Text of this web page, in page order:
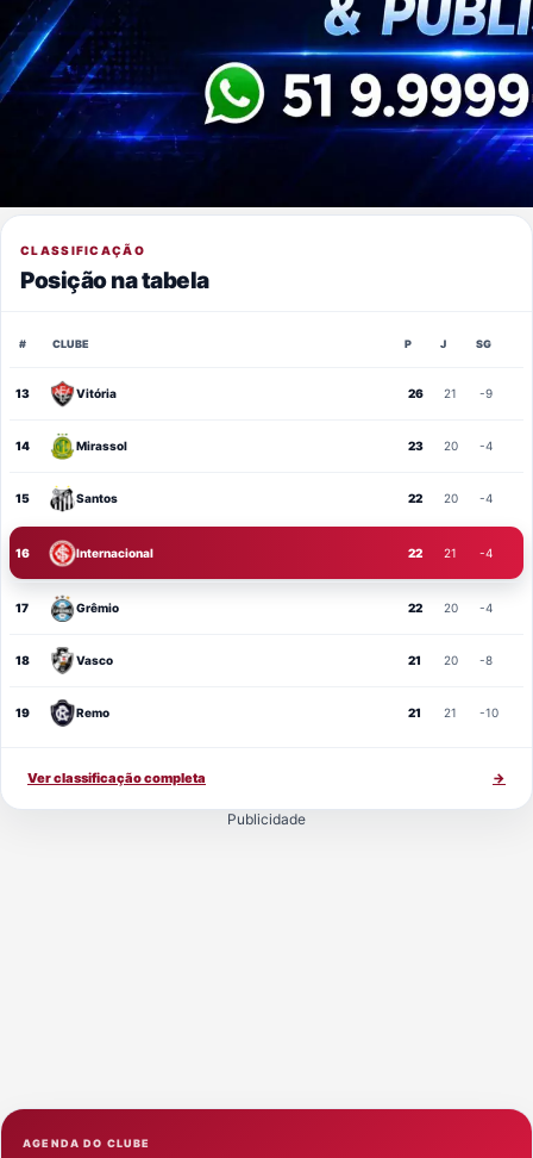
CLASSIFICAÇÃO
Posição na tabela
# CLUBE P J SG
13 Vitória 26 21 -9
14 Mirassol 23 20 -4
15 Santos 22 20 -4
16 Internacional 22 21 -4
17 Grêmio 22 20 -4
18 Vasco 21 20 -8
19 Remo 21 21 -10
Ver classificação completa →
Publicidade
AGENDA DO CLUBE